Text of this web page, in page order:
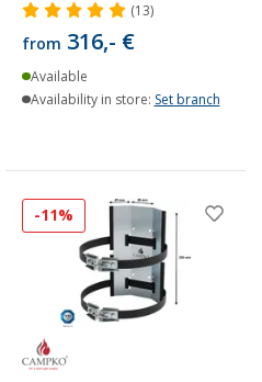
(13)
from 316,- €
Available
Availability in store: Set branch
-11%